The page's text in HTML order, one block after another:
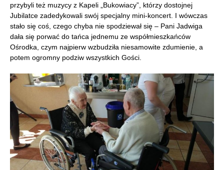
przybyli też muzycy z Kapeli „Bukowiacy”, którzy dostojnej
Jubilatce zadedykowali swój specjalny mini-koncert. I wówczas
stało się coś, czego chyba nie spodziewał się – Pani Jadwiga
dała się porwać do tańca jednemu ze współmieszkańców
Ośrodka, czym najpierw wzbudziła niesamowite zdumienie, a
potem ogromny podziw wszystkich Gości.